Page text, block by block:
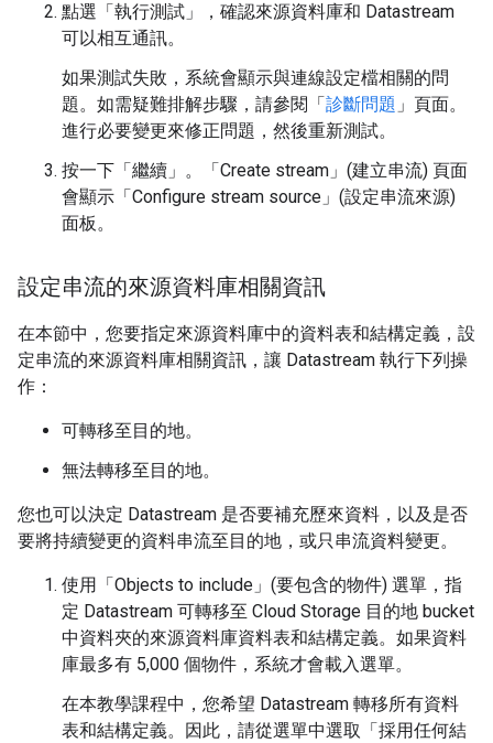
點選「執行測試」
，確認來源資料庫和 Datastream
可以相互通訊。
如果測試失敗，系統會顯示與連線設定檔相關的問
題。如需疑難排解步驟，請參閱「 診斷問題 」頁面。
進行必要變更來修正問題，然後重新測試。
按一下「繼續」 。「Create stream」(建立串流) 頁面
會顯示「Configure stream source」(設定串流來源)
面板。
設定串流的來源資料庫相關資訊
在本節中，您要指定來源資料庫中的資料表和結構定義，設
定串流的來源資料庫相關資訊，讓 Datastream 執行下列操
作：
可轉移至目的地。
無法轉移至目的地。
您也可以決定 Datastream 是否要補充歷來資料，以及是否
要將持續變更的資料串流至目的地，或只串流資料變更。
使用「Objects to include」(要包含的物件) 選單，指
定 Datastream 可轉移至 Cloud Storage 目的地 bucket
中資料夾的來源資料庫資料表和結構定義。如果資料
庫最多有 5,000 個物件，系統才會載入選單。
在本教學課程中，您希望 Datastream 轉移所有資料
表和結構定義。因此，請從選單中選取「採用任何結